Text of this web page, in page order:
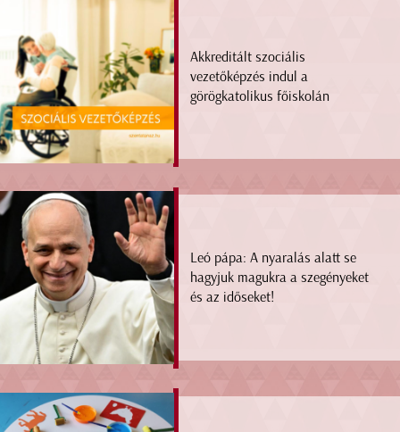
Akkreditált szociális
vezetőképzés indul a
görögkatolikus főiskolán
Leó pápa: A nyaralás alatt se
hagyjuk magukra a szegényeket
és az időseket!